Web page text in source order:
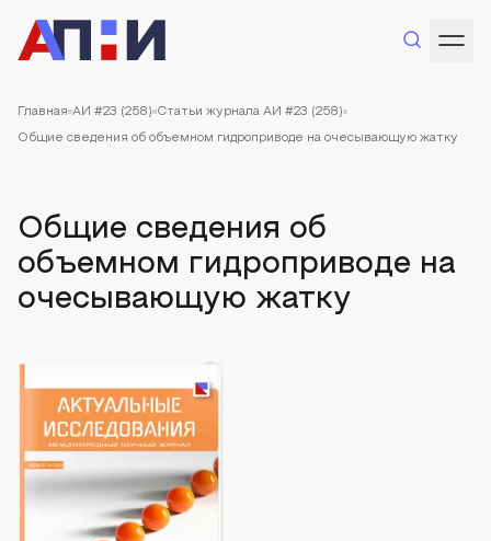
Главная АИ #23 (258) Статьи журнала АИ #23 (258)
Общие сведения об объемном гидроприводе на очесывающую жатку
Общие сведения об
объемном гидроприводе на
очесывающую жатку